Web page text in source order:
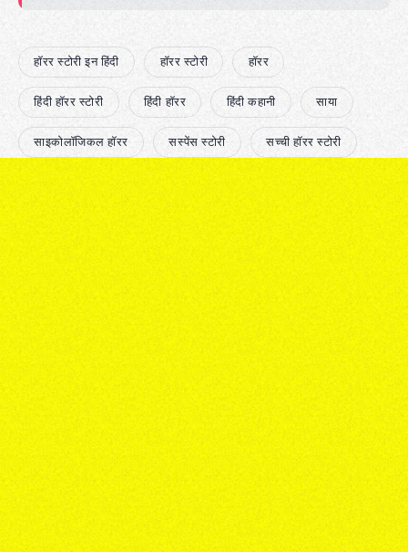
हॉरर स्टोरी इन हिंदी हॉरर स्टोरी हॉरर
हिंदी हॉरर स्टोरी हिंदी हॉरर हिंदी कहानी साया
साइकोलॉजिकल हॉरर सस्पेंस स्टोरी सच्ची हॉरर स्टोरी